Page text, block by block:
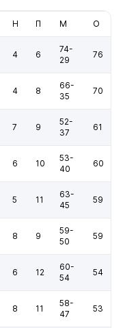
Н П М О
4 6
74-
29
76
4 8
66-
35
70
7 9
52-
37
61
6 10
53-
40
60
5 11
63-
45
59
8 9
59-
50
59
6 12
60-
54
54
8 11
58-
47
53